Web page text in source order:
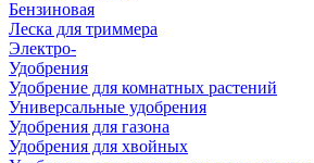
Бензиновая
Леска для триммера
Электро-
Удобрения
Удобрение для комнатных растений
Универсальные удобрения
Удобрения для газона
Удобрения для хвойных